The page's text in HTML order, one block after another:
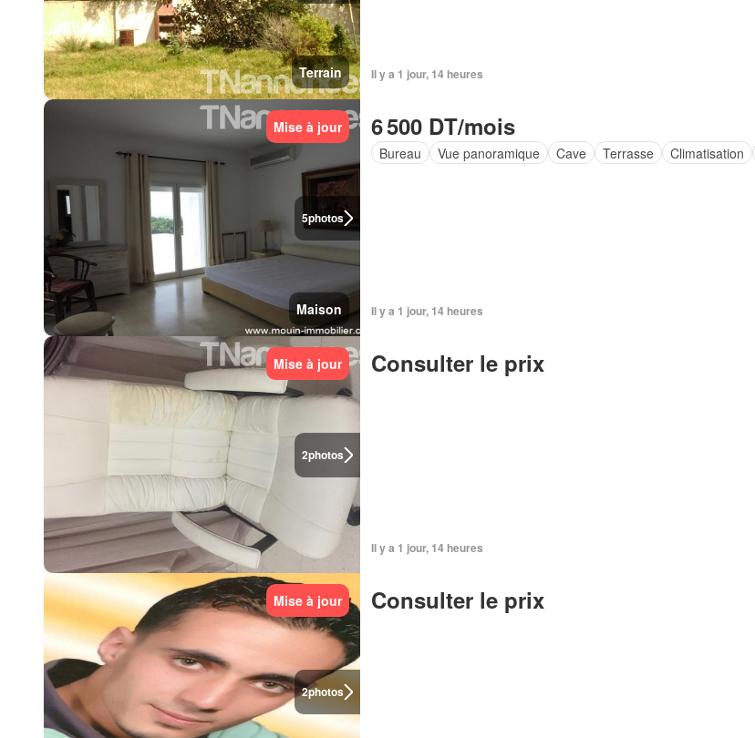
Terrain Il y a 1 jour, 14 heures
5photos
Mise à jour
Maison
6 500 DT/mois
Bureau Vue panoramique Cave Terrasse Climatisation
Il y a 1 jour, 14 heures
2photos
Mise à jour Consulter le prix
Il y a 1 jour, 14 heures
2photos
Mise à jour Consulter le prix